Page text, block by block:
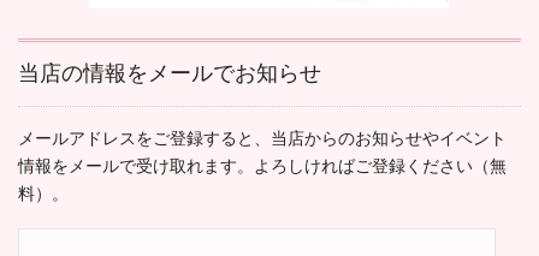
当店の情報をメールでお知らせ
メールアドレスをご登録すると、当店からのお知らせやイベント
情報をメールで受け取れます。よろしければご登録ください（無
料）。